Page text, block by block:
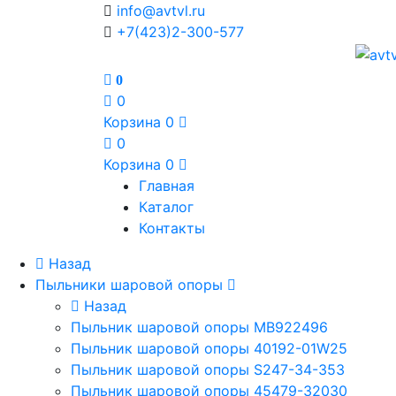
info@avtvl.ru
+7(423)2-300-577
0
0
Корзина 0
0
Корзина 0
Главная
Каталог
Контакты
Назад
Пыльники шаровой опоры
Назад
Пыльник шаровой опоры MB922496
Пыльник шаровой опоры 40192-01W25
Пыльник шаровой опоры S247-34-353
Пыльник шаровой опоры 45479-32030